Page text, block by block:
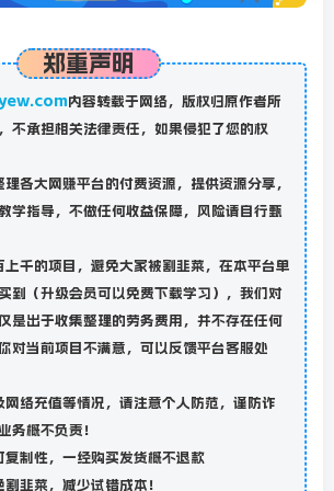
郑重声明
内容转载于网络，版权归原作者所
不承担相关法律责任，如果侵犯了您的权
各大网赚平台的付费资源，提供资源分享，
学指导，不做任何收益保障，风险请自行甄
千的项目，避免大家被割韭菜，在本平台单
到（升级会员可以免费下载学习），我们对
是出于收集整理的劳务费用，并不存在任何
对当前项目不满意，可以反馈平台客服处
络充值等情况，请注意个人防范，谨防诈
务概不负责！
制性，一经购买发货概不退款
韭菜，减少试错成本！